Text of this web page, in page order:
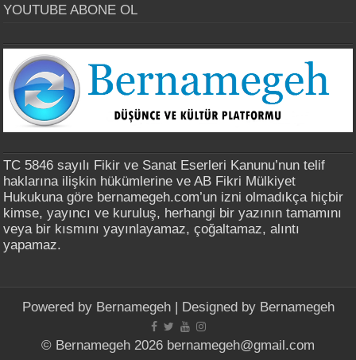
YOUTUBE ABONE OL
TC 5846 sayılı Fikir ve Sanat Eserleri Kanunu’nun telif
haklarına ilişkin hükümlerine ve AB Fikri Mülkiyet
Hukukuna göre bernamegeh.com’un izni olmadıkça hiçbir
kimse, yayıncı ve kuruluş, herhangi bir yazının tamamını
veya bir kısmını yayınlayamaz, çoğaltamaz, alıntı
yapamaz.
Powered by Bernamegeh| Designed by Bernamegeh
© Bernamegeh 2026 bernamegeh@gmail.com